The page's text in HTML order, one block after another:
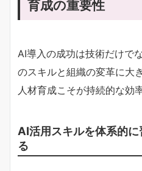
育成の重要性
AI導入の成功は技術だけで
のスキルと組織の変革に大
人材育成こそが持続的な効
AI活用スキルを体系的
る